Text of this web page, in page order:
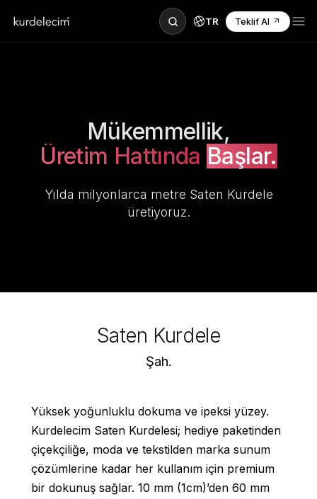
TR Teklif Al
Mükemmellik,
Üretim Hattında Başlar.
Yılda milyonlarca metre Saten Kurdele
üretiyoruz.
Saten Kurdele
Şah.
Yüksek yoğunluklu dokuma ve ipeksi yüzey.
Kurdelecim Saten Kurdelesi; hediye paketinden
çiçekçiliğe, moda ve tekstilden marka sunum
çözümlerine kadar her kullanım için premium
bir dokunuş sağlar. 10 mm (1cm)’den 60 mm